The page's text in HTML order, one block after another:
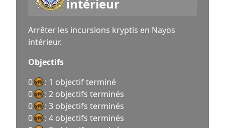
intérieur
Arrêter les incursions kryptis en Nayos
intérieur.
Objectifs
0
: 1 objectif terminé
0
: 2 objectifs terminés
0
: 3 objectifs terminés
0
: 4 objectifs terminés